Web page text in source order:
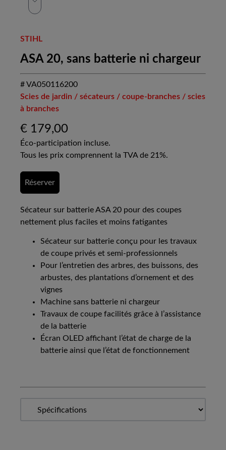
STIHL
ASA 20, sans batterie ni chargeur
# VA050116200
Scies de jardin / sécateurs / coupe-branches / scies
à branches
€ 179,00
Éco-participation incluse.
Tous les prix comprennent la TVA de 21%.
Réserver
Sécateur sur batterie ASA 20 pour des coupes
nettement plus faciles et moins fatigantes
Sécateur sur batterie conçu pour les travaux
de coupe privés et semi-professionnels
Pour l’entretien des arbres, des buissons, des
arbustes, des plantations d’ornement et des
vignes
Machine sans batterie ni chargeur
Travaux de coupe facilités grâce à l’assistance
de la batterie
Écran OLED affichant l’état de charge de la
batterie ainsi que l’état de fonctionnement